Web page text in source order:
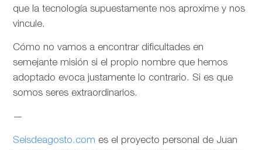
que la tecnología supuestamente nos aproxime y nos
vincule.
Cómo no vamos a encontrar dificultades en
semejante misión si el propio nombre que hemos
adoptado evoca justamente lo contrario. Si es que
somos seres extraordinarios.
—
Seisdeagosto.com es el proyecto personal de Juan